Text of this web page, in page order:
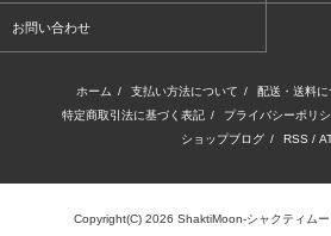
お問い合わせ
ホーム / 支払い方法について / 配送・送料に
特定商取引法に基づく表記 / プライバシーポリ
ショップブログ / RSS /
Copyright(C) 2026 ShaktiMoon-シャクティム